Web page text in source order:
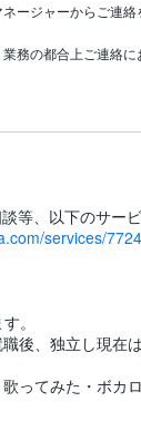
ージャーからご連
務の都合上ご連絡に
services/
。
後、独立し現在
ってみた・ボカ